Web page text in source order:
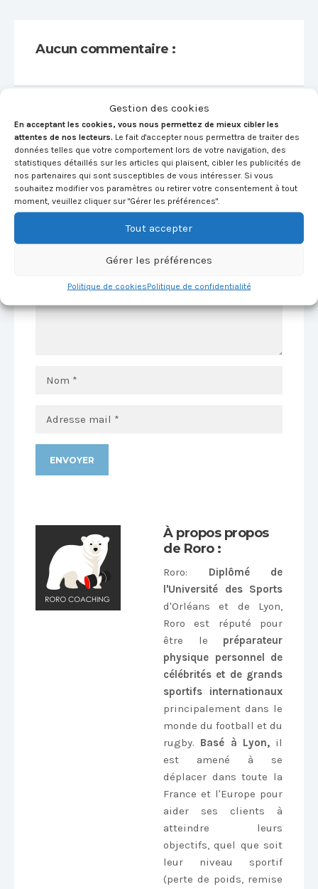
Gestion des cookies
En acceptant les cookies, vous nous permettez de mieux cibler les
attentes de nos lecteurs. Le fait d'accepter nous permettra de traiter des
données telles que votre comportement lors de votre navigation, des
statistiques détaillés sur les articles qui plaisent, cibler les publicités de
nos partenaires qui sont susceptibles de vous intéresser. Si vous
souhaitez modifier vos paramètres ou retirer votre consentement à tout
moment, veuillez cliquer sur "Gérer les préférences".
Tout accepter
Gérer les préférences
Politique de cookiesPolitique de confidentialité
Aucun commentaire :
Votre commentaire :
Votre adresse mail ne sera pas publiée. Tous les
champs sont obligatoires.
À propos propos
de Roro :
Roro: Diplômé de
l'Université des Sports
d'Orléans et de Lyon,
Roro est réputé pour
être le préparateur
physique personnel de
célébrités et de grands
sportifs internationaux
principalement dans le
monde du football et du
rugby. Basé à Lyon,il
est amené à se
déplacer dans toute la
France et l'Europe pour
aider ses clients à
atteindre leurs
objectifs, quel que soit
leur niveau sportif
(perte de poids, remise